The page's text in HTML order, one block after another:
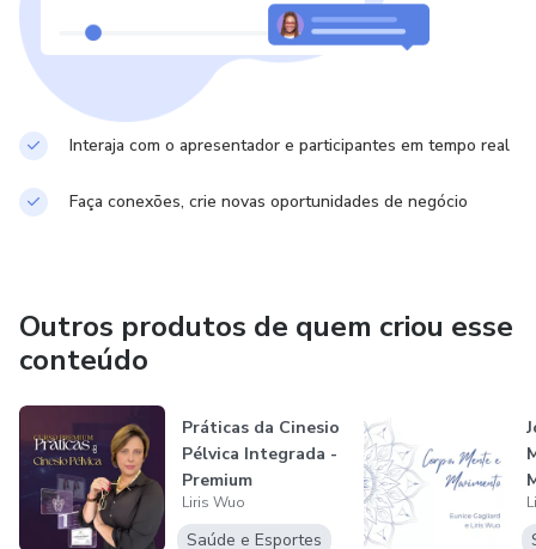
Interaja com o apresentador e participantes em tempo real
Faça conexões, crie novas oportunidades de negócio
Outros produtos de quem criou esse
conteúdo
Práticas da Cinesio
Pélvica Integrada -
Premium
Liris Wuo
Saúde e Esportes